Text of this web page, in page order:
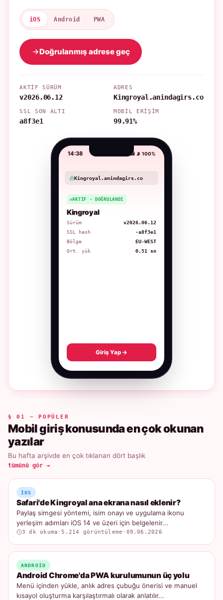
iOS Android PWA
Doğrulanmış adrese geç
AKTIF SÜRÜM
v2026.06.12
ADRES
Kingroyal.anindagirs.co
SSL SON ALTI
a8f3e1
MOBIL ERIŞIM
99.91%
14:38 📶 📡 100%
Kingroyal.anindagirs.co
AKTIF · DOĞRULANDI
Kingroyal
Sürüm
v2026.06.12
SSL hash
·a8f3e1
Bölge
EU-WEST
Ort. yük
0.51 sn
Giriş Yap →
§ 01 — POPÜLER
Mobil giriş konusunda en çok okunan
yazılar
Bu hafta arşivde en çok tıklanan dört başlık
tümünü gör →
IOS
Safari'de Kingroyal ana ekrana nasıl eklenir?
Paylaş simgesi yöntemi, isim onayı ve uygulama ikonu
yerleşim adımları iOS 14 ve üzeri için belgelenir...
3 dk okuma ·5.214 görüntüleme · 09.06.2026
ANDROID
Android Chrome'da PWA kurulumunun üç yolu
Menü içinden yükle, anlık adres çubuğu önerisi ve manuel
kısayol oluşturma karşılaştırmalı olarak anlatılır...